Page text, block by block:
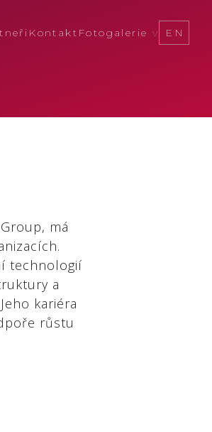
Kontakt Fotogalerie EN
má
technologií
a
kariéra
růstu